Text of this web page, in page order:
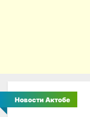
Новости Актобе